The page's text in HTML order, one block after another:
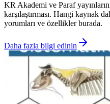
KR Akademi ve Paraf
karşılaştırması. Hangi kaynak
yorumları ve özellikler burada.
Daha fazla bilgi edinin